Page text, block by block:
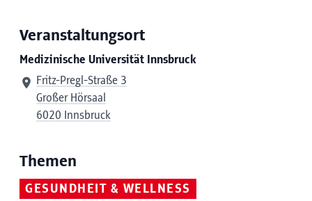
Veranstaltungsort
Medizinische Universität Innsbruck
Fritz-Pregl-Straße 3
Großer Hörsaal
6020 Innsbruck
Themen
GESUNDHEIT & WELLNESS